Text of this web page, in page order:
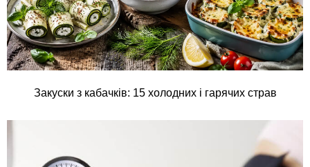
Закуски з кабачків: 15 холодних і гарячих страв